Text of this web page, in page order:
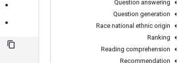
Question answering
Question generation
Race national ethnic origin
Ranking
Reading comprehension
Recommendation